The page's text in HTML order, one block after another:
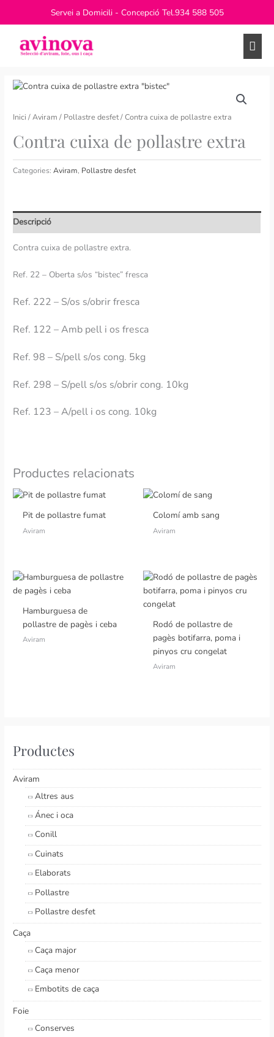
Servei a Domicili - Concepció Tel.934 588 505
Inici /Aviram / Pollastre desfet/ Contra cuixa de pollastre extra
Contra cuixa de pollastre extra
Categories:Aviram, Pollastre desfet
Descripció
Contra cuixa de pollastre extra.
Ref. 22 – Oberta s/os “bistec” fresca
Ref. 222 – S/os s/obrir fresca
Ref. 122 –Amb pell i os fresca
Ref. 98 – S/pell s/os cong. 5kg
Ref. 298 – S/pell s/os s/obrir cong. 10kg
Ref. 123 –A/pell i os cong. 10kg
Productes relacionats
Pit de pollastre fumat
Aviram
Colomí amb sang
Aviram
Hamburguesa de
pollastre de pagès i ceba
Aviram
Rodó de pollastre de
pagès botifarra, poma i
pinyos cru congelat
Aviram
Productes
Aviram
Altres aus
Ánec i oca
Conill
Cuinats
Elaborats
Pollastre
Pollastre desfet
Caça
Caça major
Caça menor
Embotits de caça
Foie
Conserves